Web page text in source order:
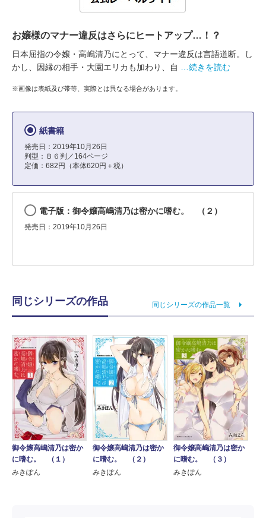
お嬢様のマナー違反はさらにヒートアップ…！？
日本屈指の令嬢・高嶋清乃にとって、マナー違反は言語道断。し
かし、因縁の相手・大園エリカも加わり、自
…続きを読む
※画像は表紙及び帯等、実際とは異なる場合があります。
紙書籍
発売日：2019年10月26日
判型：Ｂ６判／164ページ
定価：682円（本体620円＋税）
電子版：御令嬢高嶋清乃は密かに嗜む。 （２）
発売日：2019年10月26日
同じシリーズの作品 同じシリーズの作品一覧
御令嬢高嶋清乃は密か
に嗜む。 （１）
みきぽん
御令嬢高嶋清乃は密か
に嗜む。 （２）
みきぽん
御令嬢高嶋清乃は密か
に嗜む。 （３）
みきぽん